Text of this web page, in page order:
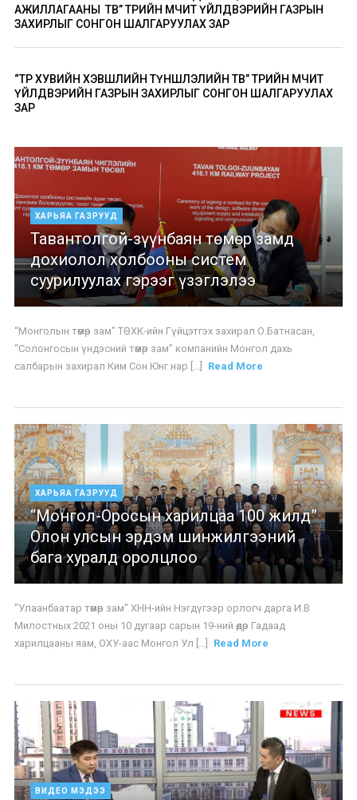
АЖИЛЛАГААНЫ ТӨВ” ТӨРИЙН ӨМЧИТ ҮЙЛДВЭРИЙН ГАЗРЫН
ЗАХИРЛЫГ СОНГОН ШАЛГАРУУЛАХ ЗАР
“ТӨР ХУВИЙН ХЭВШЛИЙН ТҮНШЛЭЛИЙН ТӨВ” ТӨРИЙН ӨМЧИТ
ҮЙЛДВЭРИЙН ГАЗРЫН ЗАХИРЛЫГ СОНГОН ШАЛГАРУУЛАХ
ЗАР
ХАРЬЯА ГАЗРУУД
Тавантолгой-зүүнбаян төмөр замд
дохиолол холбооны систем
суурилуулах гэрээг үзэглэлээ
“Монголын төмөр зам” ТӨХК-ийн Гүйцэтгэх захирал О.Батнасан,
“Солонгосын үндэсний төмөр зам” компанийн Монгол дахь
салбарын захирал Ким Сон Юнг нар [...]
Read More
ХАРЬЯА ГАЗРУУД
“Монгол-Оросын харилцаа 100 жилд”
Олон улсын эрдэм шинжилгээний
бага хуралд оролцлоо
"Улаанбаатар төмөр зам" ХНН-ийн Нэгдүгээр орлогч дарга И.В
Милостных 2021 оны 10 дугаар сарын 19-ний өдөр Гадаад
харилцааны яам, ОХУ-аас Монгол Ул [...]
Read More
ВИДЕО МЭДЭЭ